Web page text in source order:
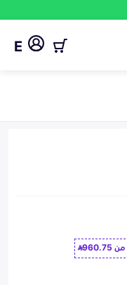
E
960.75